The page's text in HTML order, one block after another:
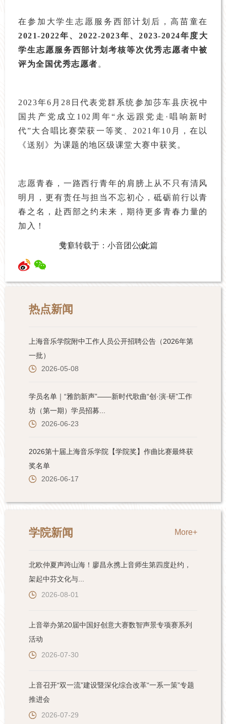
在参加大学生志愿服务西部计划后，高苗童在
2021-2022年、2022-2023年、2023-2024年度大
学生志愿服务西部计划考核等次优秀志愿者中被
评为全国优秀志愿者 。
2023年6月28日代表党群系统参加莎车县庆祝中
国共产党成立102周年“永远跟党走·唱响新时
代”大合唱比赛荣获一等奖、2021年10月，在以
《送别》为课题的地区级课堂大赛中获奖。
志愿青春，一路西行青年的肩膀上从不只有清风
明月，更有责任与担当不忘初心，砥砺前行以青
春之名，赴西部之约未来，期待更多青春力量的
加入！
（此篇文章转载于：小音团公众号）
热点新闻
学院新闻 More+
北欧仲夏声跨山海！廖昌永携上音师生第四度赴约，
架起中芬文化与...
2026-08-01
上音举办第20届中国好创意大赛数智声景专项赛系列
活动
2026-07-30
上音召开“双一流”建设暨深化综合改革“一系一策”专题
推进会
2026-07-29